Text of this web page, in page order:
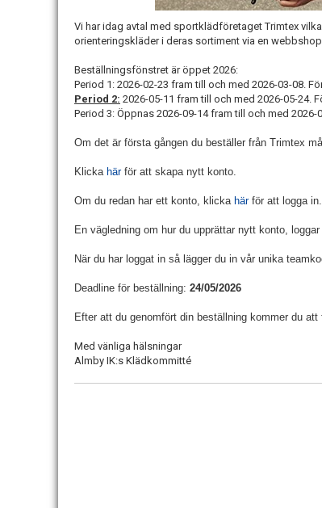
Vi har idag avtal med sportklädföretaget Trimtex
orienteringskläder i deras sortiment via en
Beställningsfönstret är öppet 2026:
Period 1: 2026-02-23 fram till och med 2026-03-08.
Period 2: 2026-05-11 fram till och med 2026-05-24.
Period 3: Öppnas 2026-09-14 fram till och med
Om det är första gången du beställer från Trimtex
Klicka härför att skapa nytt konto.
Om du redan har ett konto, klicka härför att logga in.
En vägledning om hur du upprättar nytt konto,
När du har loggat in så lägger du in vår unika
Deadline för beställning: 24/05/2026
Efter att du genomfört din beställning kommer du
Med vänliga hälsningar
Almby IK:s Klädkommitté